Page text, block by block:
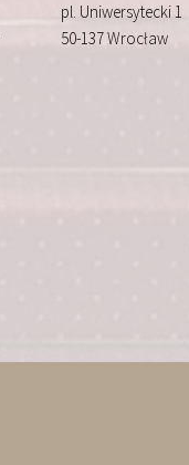
pl. Uniwersytecki 1
50-137 Wrocław